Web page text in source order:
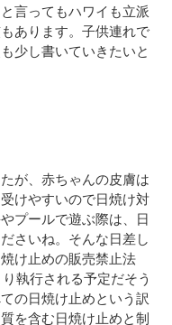
言ってもハワイも立派
あります。子供連れで
少し書いていきたいと
が、赤ちゃんの皮膚は
けやすいので日焼け対
プールで遊ぶ際は、日
さいね。そんな日差し
け止めの販売禁止法
執行される予定だそう
の日焼け止めという訳
を含む日焼け止めと制